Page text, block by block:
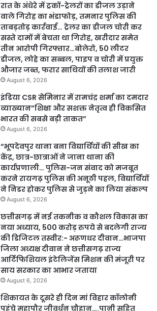
रात के अंधेरे में ट्रकों-ट्रेलरों का डीजल उड़ाने
वाले गिरोह का भंडाफोड़, तमनार पुलिस की
ताबड़तोड़ कार्रवाई… ट्रेलर का डीजल चोरी कर
सस्ते दामों में बेचता था गिरोह, खरीदार समेत
तीन आरोपी गिरफ्तार…बोलेरो, 50 लीटर
डीजल, लोहे का सब्बल, पाइप व चोरी में प्रयुक्त
औजार जब्त, फरार साथियों की तलाश जारी
August 6, 2026
इंडिया CSR सेमिनार में रामचंद्र शर्मा का दमदार
व्याख्यान”शिक्षा और सशक्त नेतृत्व ही विकसित
भारत की सबसे बड़ी ताकत”
August 6, 2026
“भूपदेवपुर थाना बना विद्यार्थियों की सीख का
केंद्र, छात्र-छात्राओं ने जाना थाना की
कार्यप्रणाली… पुलिस-जन संवाद को मजबूत
करने रायगढ़ पुलिस की अनूठी पहल, विद्यार्थियों
ने निडर होकर पुलिस से जुड़ने का लिया संकल्प
August 6, 2026
छत्तीसगढ़ में नई तकनीक व कौशल विकास का
नया अध्याय, 500 करोड़ रुपये से बदलेगी राज्य
की डिजिटल तस्वीर:- अरूणधर दीवान…भाजपा
जिला अध्यक्ष दीवान ने छत्तीसगढ़ राज्य
आर्टिफिशियल इंटेलिजेंस मिशन की मंजूरी पर
साय सरकार का आभार जताया
August 6, 2026
शिकायत के दूसरे ही दिन मां विहार कॉलोनी
पहुंचे महापौर जीवर्धन चौहान….पानी सहित